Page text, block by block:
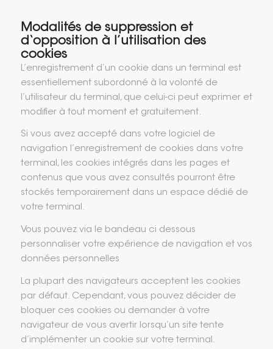
Modalités de suppression et
d‘opposition à l’utilisation des
cookies
L’enregistrement d’un cookie dans un terminal est
essentiellement subordonné à la volonté de
l’utilisateur du terminal, que celui-ci peut exprimer et
modifier à tout moment et gratuitement.
Si vous avez accepté dans votre logiciel de
navigation l’enregistrement de cookies dans votre
terminal, les cookies intégrés dans les pages et
contenus que vous avez consultés pourront être
stockés temporairement dans un espace dédié de
votre terminal.
Vous pouvez via le bandeau ci dessous
personnaliser votre expérience de navigation et vos
données personnelles
La plupart des navigateurs acceptent les cookies
par défaut. Cependant, vous pouvez décider de
bloquer ces cookies ou demander à votre
navigateur de vous avertir lorsqu’un site tente
d’implémenter un cookie sur votre terminal.